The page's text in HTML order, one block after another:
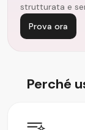
strutturata e
Prova ora
Perché